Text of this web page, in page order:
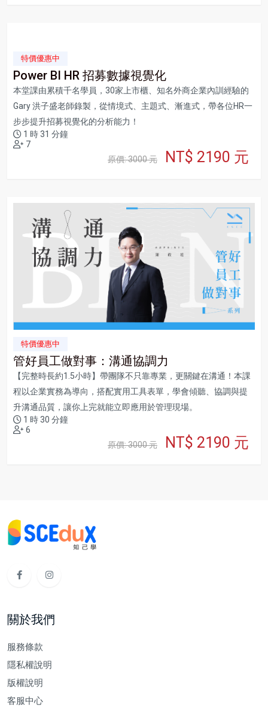
特價優惠中
Power BI HR 招募數據視覺化
本堂課由累積千名學員，30家上市櫃、知名外商企業內訓經驗的
Gary 洪子盛老師錄製，從情境式、主題式、漸進式，帶各位HR一
步步提升招募視覺化的分析能力！
1 時 31 分鐘
7
原價: 3000 元
NT$ 2190 元
特價優惠中
管好員工做對事：溝通協調力
【完整時長約1.5小時】帶團隊不只靠專業，更關鍵在溝通！本課
程以企業實務為導向，搭配實用工具表單，學會傾聽、協調與提
升溝通品質，讓你上完就能立即應用於管理現場。
1 時 30 分鐘
6
原價: 3000 元
NT$ 2190 元
關於我們
服務條款
隱私權說明
版權說明
客服中心